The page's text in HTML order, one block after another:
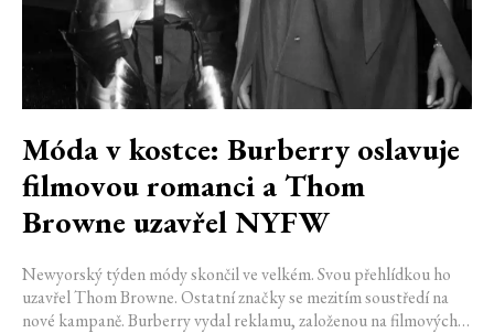
Móda v kostce: Burberry oslavuje
filmovou romanci a Thom
Browne uzavřel NYFW
Newyorský týden módy skončil ve velkém. Svou přehlídkou ho
uzavřel Thom Browne. Ostatní značky se mezitím soustředí na
nové kampaně. Burberry vydal reklamu, založenou na filmových